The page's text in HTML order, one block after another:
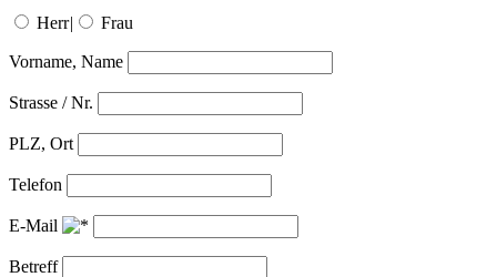
Herr| Frau
Vorname, Name
Strasse / Nr.
PLZ, Ort
Telefon
E-Mail
Betreff